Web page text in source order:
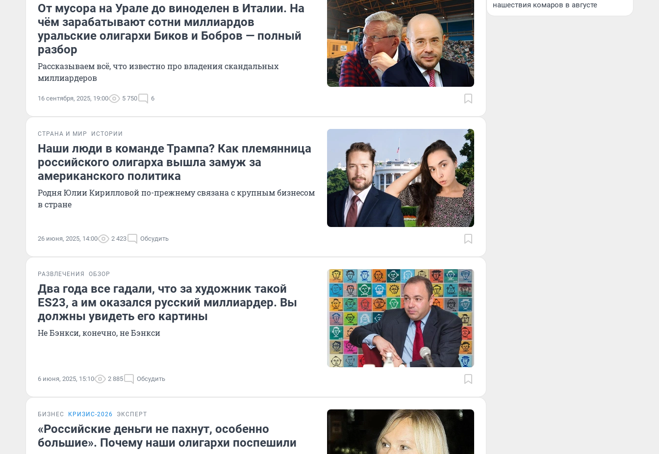
От мусора на Урале до виноделен в Италии. На
чём зарабатывают сотни миллиардов
уральские олигархи Биков и Бобров — полный
разбор
Рассказываем всё, что известно про владения скандальных
миллиардеров
16 сентября, 2025, 19:00 5 750 6
СТРАНА И МИР ИСТОРИИ
Наши люди в команде Трампа? Как племянница
российского олигарха вышла замуж за
американского политика
Родня Юлии Кирилловой по-прежнему связана с крупным бизнесом
в стране
26 июня, 2025, 14:00 2 423 Обсудить
РАЗВЛЕЧЕНИЯ ОБЗОР
Два года все гадали, что за художник такой
ES23, а им оказался русский миллиардер. Вы
должны увидеть его картины
Не Бэнкси, конечно, не Бэнкси
6 июня, 2025, 15:10 2 885 Обсудить
БИЗНЕС КРИЗИС-2026 ЭКСПЕРТ
«Российские деньги не пахнут, особенно
большие». Почему наши олигархи поспешили
нашествия комаров в августе